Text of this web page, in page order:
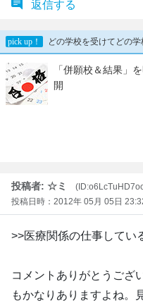
返信する
投稿者: ☆ミ
投稿日時：2012年 05月 05日
>>医療関係の仕事してい
コメントありがとうござ
もかなりありますよね。